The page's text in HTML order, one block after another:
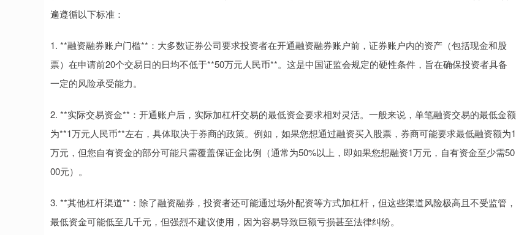
遍遵循以下标准：
1. **融资融券账户门槛**：大多数证券公司要求投资者在开通融资融券账户前，证券账户内的资产（包括现金和股
票）在申请前20个交易日的日均不低于**50万元人民币**。这是中国证监会规定的硬性条件，旨在确保投资者具备
一定的风险承受能力。
2. **实际交易资金**：开通账户后，实际加杠杆交易的最低资金要求相对灵活。一般来说，单笔融资交易的最低金额
为**1万元人民币**左右，具体取决于券商的政策。例如，如果您想通过融资买入股票，券商可能要求最低融资额为1
万元，但您自有资金的部分可能只需覆盖保证金比例（通常为50%以上，即如果您想融资1万元，自有资金至少需50
00元）。
3. **其他杠杆渠道**：除了融资融券，投资者还可能通过场外配资等方式加杠杆，但这些渠道风险极高且不受监管，
最低资金可能低至几千元，但强烈不建议使用，因为容易导致巨额亏损甚至法律纠纷。